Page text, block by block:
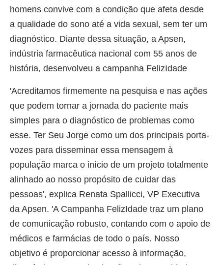
homens convive com a condição que afeta desde
a qualidade do sono até a vida sexual, sem ter um
diagnóstico. Diante dessa situação, a Apsen,
indústria farmacêutica nacional com 55 anos de
história, desenvolveu a campanha FelizIdade
'Acreditamos firmemente na pesquisa e nas ações
que podem tornar a jornada do paciente mais
simples para o diagnóstico de problemas como
esse. Ter Seu Jorge como um dos principais porta-
vozes para disseminar essa mensagem à
população marca o início de um projeto totalmente
alinhado ao nosso propósito de cuidar das
pessoas', explica Renata Spallicci, VP Executiva
da Apsen. 'A Campanha FelizIdade traz um plano
de comunicação robusto, contando com o apoio de
médicos e farmácias de todo o país. Nosso
objetivo é proporcionar acesso à informação,